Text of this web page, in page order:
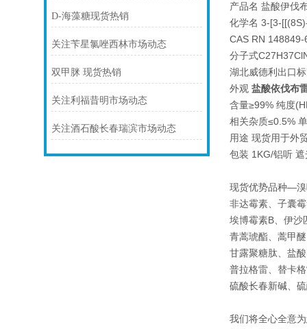
D-海藻糖现货热销
关注苄星氯唑西林市场动态
双甲脒 现货热销
关注利福昔明市场动态
关注酒石酸长春瑞滨市场动态
产品名 盐酸伊伐
化学名 3-[3-
CAS RN 148849-
分子式
湖北威德利出口
外观 盐酸依伐布
含量≥99% 纯度
相关杂质≤0.5%
用途 现货用于外
包装 1KG/铝听
现货优势品种—溴
非达霉素、子囊
埃博霉素B、伊沙
青蒿琥酯、蒿甲
甘露聚糖肽、盐
普拉格雷、替卡
硫酸长春新碱、
我们将全心全意